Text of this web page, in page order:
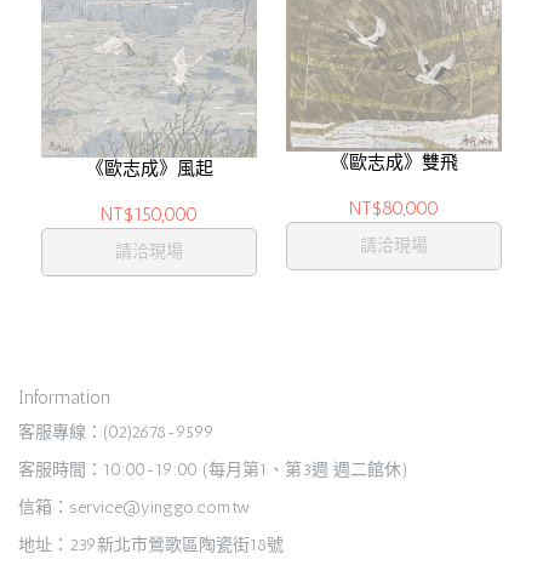
《歐志成》風起
NT$150,000
請洽現場
《歐志成》雙飛
NT$80,000
請洽現場
Information
客服專線：(02)2678-9599
客服時間：10:00-19:00 (每月第1、第3週 週二館休)
信箱：service@yinggo.com.tw
地址：239新北市鶯歌區陶瓷街18號